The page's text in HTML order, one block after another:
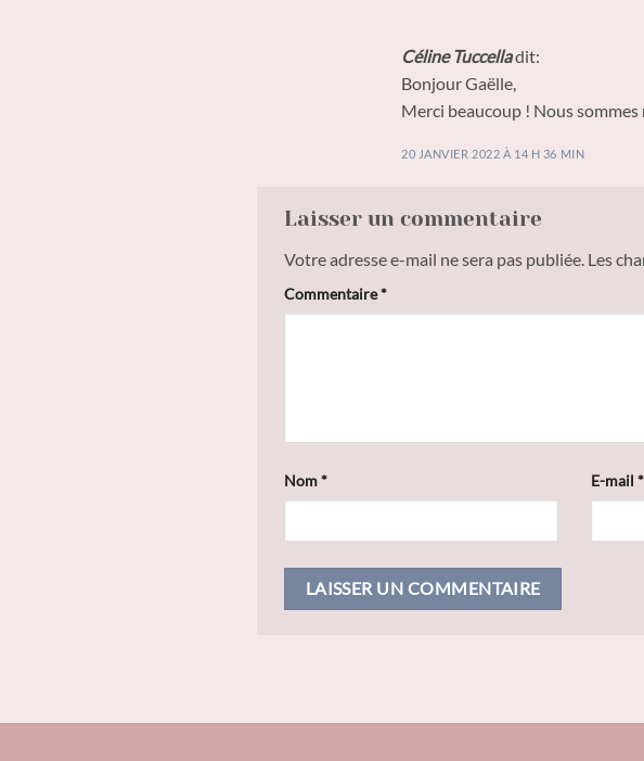
Céline Tuccelladit:
Bonjour Gaëlle,
Merci beaucoup ! Nous
20 JANVIER 2022 À 14 H 36 MIN
Laisser un commentaire
Votre adresse e-mail ne sera pas publiée. Les
Commentaire*
Nom* E-mail*